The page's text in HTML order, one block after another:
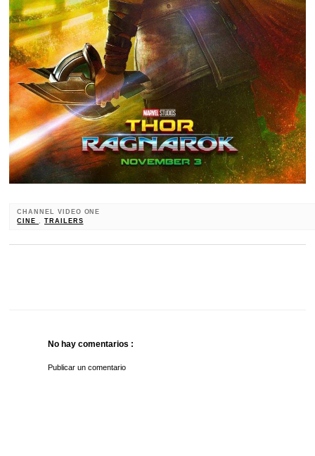
CHANNEL VIDEO ONE
CINE, TRAILERS
No hay comentarios :
Publicar un comentario